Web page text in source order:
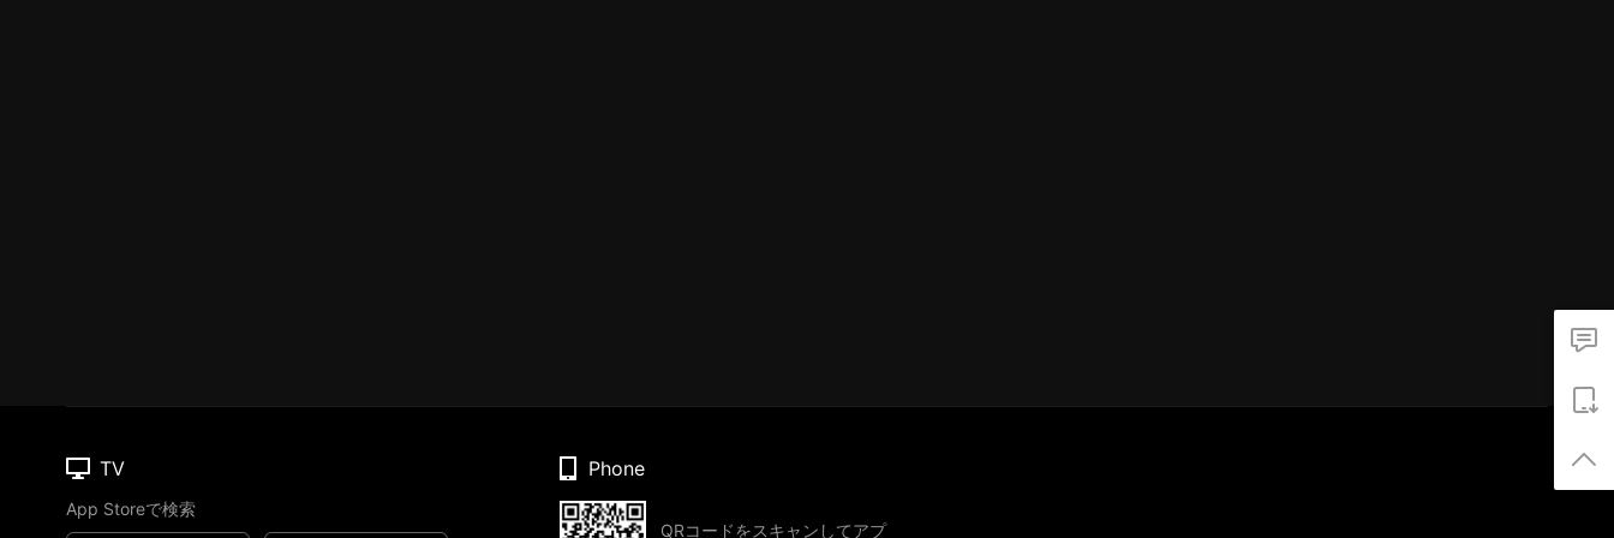
TV
App Storeで検索
Phone
QRコードをスキャンしてアプ